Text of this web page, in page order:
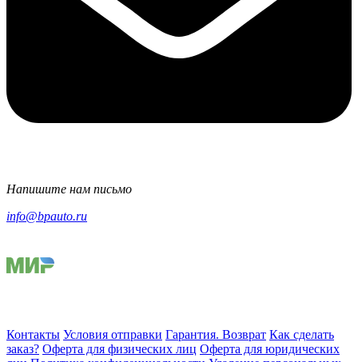
Напишите нам письмо
info@bpauto.ru
Контакты Условия отправки Гарантия. Возврат Как сделать
заказ? Оферта для физических лиц Оферта для юридических